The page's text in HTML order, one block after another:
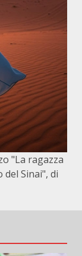
"La ragazza
Sinai", di